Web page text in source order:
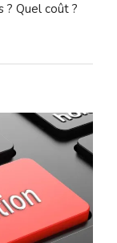
Quel coût ?